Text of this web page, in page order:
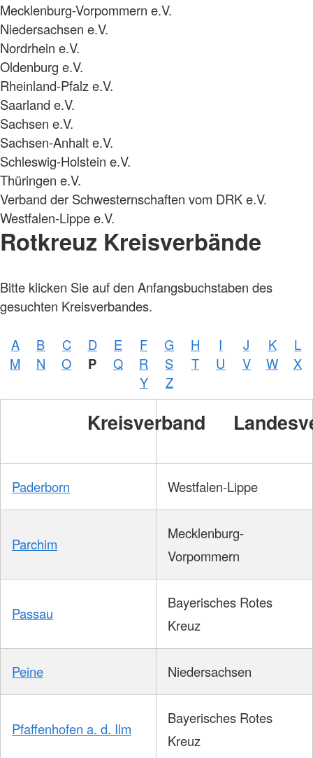
Mecklenburg-Vorpommern e.V.
Niedersachsen e.V.
Nordrhein e.V.
Oldenburg e.V.
Rheinland-Pfalz e.V.
Saarland e.V.
Sachsen e.V.
Sachsen-Anhalt e.V.
Schleswig-Holstein e.V.
Thüringen e.V.
Verband der Schwesternschaften vom DRK e.V.
Westfalen-Lippe e.V.
Rotkreuz Kreisverbände
Bitte klicken Sie auf den Anfangsbuchstaben des
gesuchten Kreisverbandes.
A B C D E F G H I J K
L
M
N O P Q R S T U V W
X
Y
Z
Kreisverband
Paderborn Westfalen-Lippe
Parchim
Mecklenburg-
Vorpommern
Passau
Bayerisches Rotes
Kreuz
Peine Niedersachsen
Pfaffenhofen a. d. Ilm
Bayerisches Rotes
Kreuz